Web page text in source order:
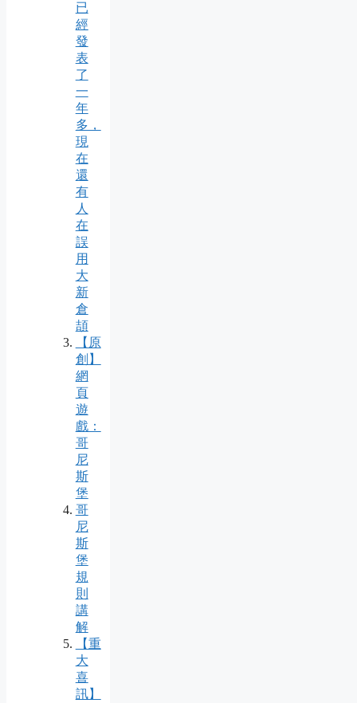
已
經
發
表
了
一
年
多，
現
在
還
有
人
在
誤
用
大
新
倉
頡
【原
創】
網
頁
遊
戲：
哥
尼
斯
堡
哥
尼
斯
堡
規
則
講
解
【重
大
喜
訊】